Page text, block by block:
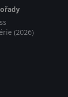
(2026)